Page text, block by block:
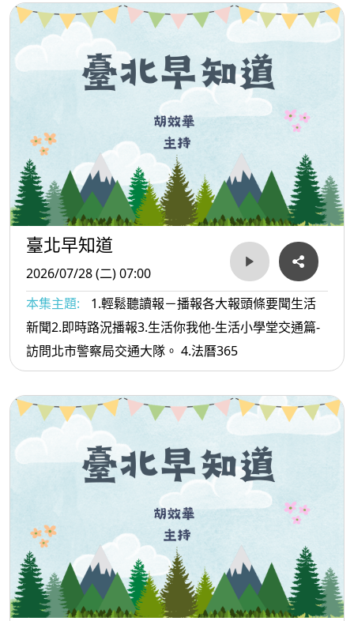
臺北早知道
2026/07/28 (二) 07:00
本集主題:
1.輕鬆聽讀報－播報各大報頭條要聞生活
新聞2.即時路況播報3.生活你我他-生活小學堂交通篇-
訪問北市警察局交通大隊。 4.法曆365